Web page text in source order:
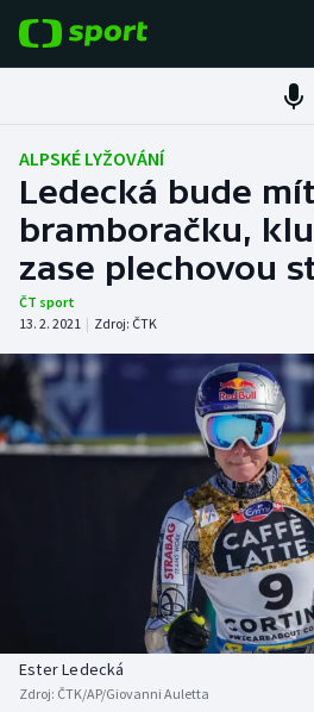
Fotbal
Hokej
Tenis
Atletika
Cyklistika
DALŠÍ SPORTY
Baseball a softbal
Biatlon
Historické návraty
Aplikace ČT sport
ALPSKÉ LYŽOVÁNÍ
Ledecká bude mít
bramboračku,
zase plechovou
ČT sport
13. 2. 2021 | Zdroj: ČTK
Ester Ledecká
Zdroj: ČTK/AP/Giovanni Auletta